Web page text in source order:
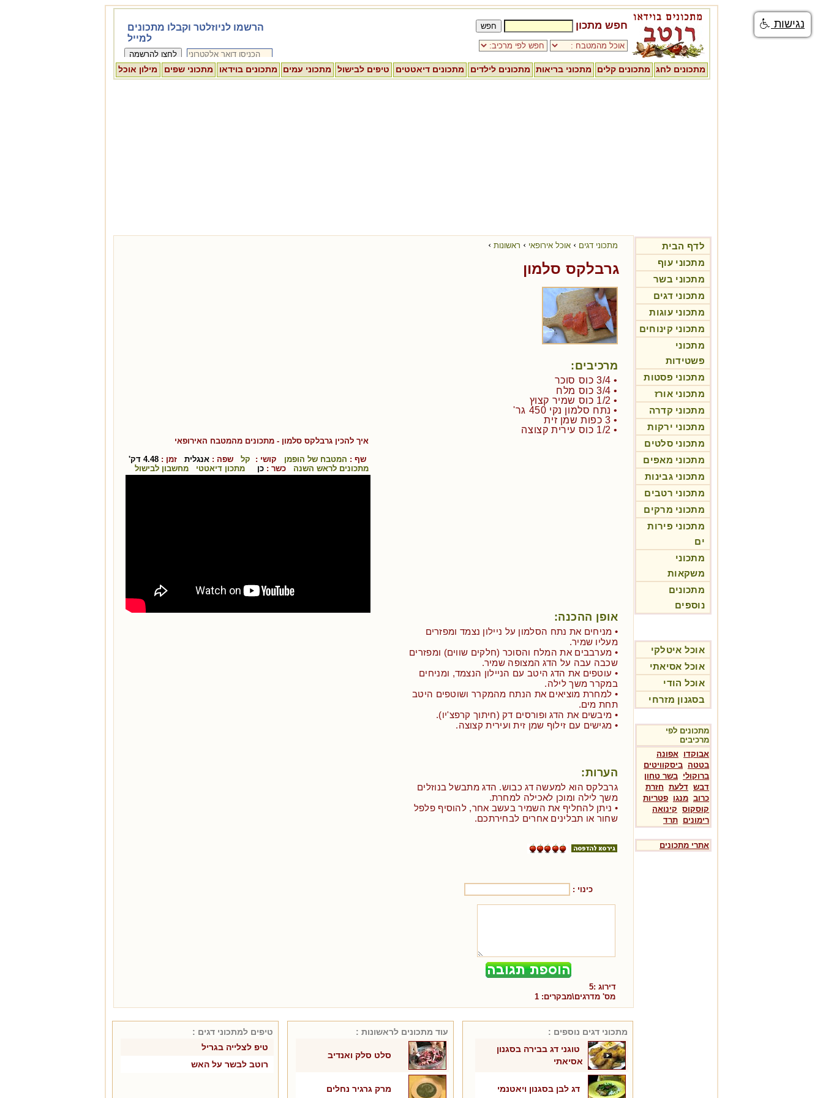
חפש מתכון
מתכונים לחג מתכונים קלים מתכוני בריאות מתכונים לילדים מתכונים דיאטטים טיפים לבישול מתכוני עמים מתכונים בוידאו מתכוני שפים מילון אוכל
לדף הבית
מתכוני עוף
מתכוני בשר
מתכוני דגים
מתכוני עוגות
מתכוני קינוחים
מתכוני
פשטידות
מתכוני פסטות
מתכוני אורז
מתכוני קדרה
מתכוני ירקות
מתכוני סלטים
מתכוני מאפים
מתכוני גבינות
מתכוני רטבים
מתכוני מרקים
מתכוני פירות
ים
מתכוני
משקאות
מתכונים
נוספים
אוכל איטלקי
אוכל אסיאתי
אוכל הודי
בסגנון מזרחי
מתכונים לפי
מרכיבים
אבוקדו אפונה
בטטה ביסקוויטים
ברוקולי בשר טחון
דבש דלעת חזרת
כרוב מנגו פטריות
קוסקוס קינואה
רימונים תרד
אתרי מתכונים
מתכוני דגים › אוכל אירופאי › ראשונות ›
גרבלקס סלמון
מרכיבים:
• 3/4 כוס סוכר
• 3/4 כוס מלח
• 1/2 כוס שמיר קצוץ
• נתח סלמון נקי 450 גר'
• 3 כפות שמן זית
• 1/2 כוס עירית קצוצה
אופן ההכנה:
• מניחים את נתח הסלמון על ניילון נצמד ומפזרים
מעליו שמיר.
• מערבבים את המלח והסוכר (חלקים שווים) ומפזרים
שכבה עבה על הדג המצופה שמיר.
• עוטפים את הדג היטב עם הניילון הנצמד, ומניחים
במקרר משך לילה.
• למחרת מוציאים את הנתח מהמקרר ושוטפים היטב
תחת מים.
• מיבשים את הדג ופורסים דק (חיתוך קרפצ'יו).
• מגישים עם זילוף שמן זית ועירית קצוצה.
הערות:
גרבלקס הוא למעשה דג כבוש. הדג מתבשל בנוזלים
משך לילה ומוכן לאכילה למחרת.
• ניתן להחליף את השמיר בעשב אחר, להוסיף פלפל
שחור או תבלינים אחרים לבחירתכם.
כינוי :
דירוג :5
מס' מדרגים\מבקרים: 1
איך להכין גרבלקס סלמון - מתכונים מהמטבח האירופאי
שף : המטבח של הופמן קושי : קל שפה : אנגלית זמן : 4.48 דק'
מתכונים לראש השנה
כשר : כן מתכון דיאטטי מחשבון לבישול
מתכוני דגים נוספים :
טוגני דג בבירה בסגנון
אסיאתי
דג לבן בסגנון ויאטנמי
עוד מתכונים לראשונות :
סלט סלק ואנדיב
מרק גרגיר נחלים
טיפים למתכוני דגים :
טיפ לצלייה בגריל
רוטב לבשר על האש
נגישות